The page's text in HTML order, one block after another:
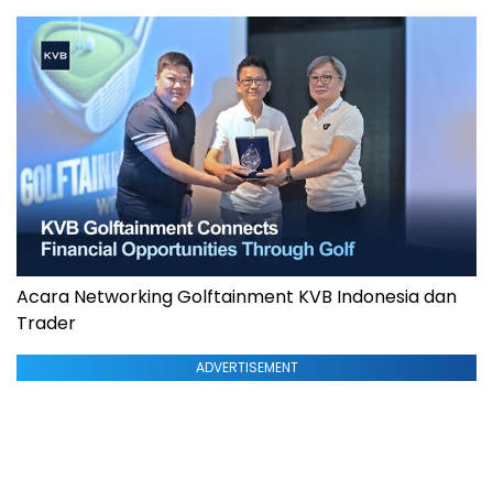
Acara Networking Golftainment KVB Indonesia dan
Trader
ADVERTISEMENT